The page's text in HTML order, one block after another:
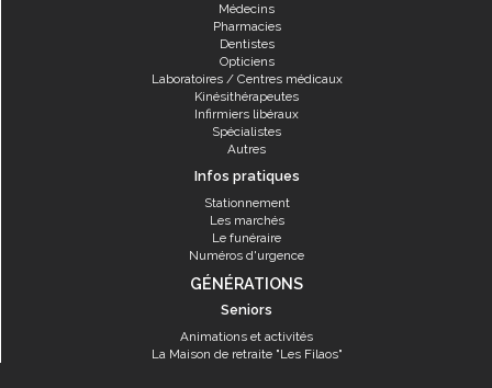
Médecins
Pharmacies
Dentistes
Opticiens
Laboratoires / Centres médicaux
Kinésithérapeutes
Infirmiers libéraux
Spécialistes
Autres
Infos pratiques
Stationnement
Les marchés
Le funéraire
Numéros d'urgence
GÉNÉRATIONS
Seniors
Animations et activités
La Maison de retraite "Les Filaos"